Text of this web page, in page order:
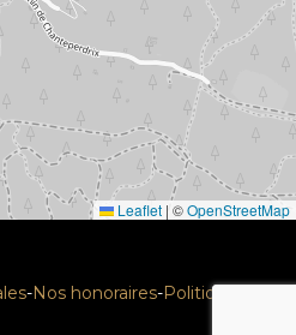
Leaflet | ©OpenStreetMap
-Nos honoraires-Politique RGPD